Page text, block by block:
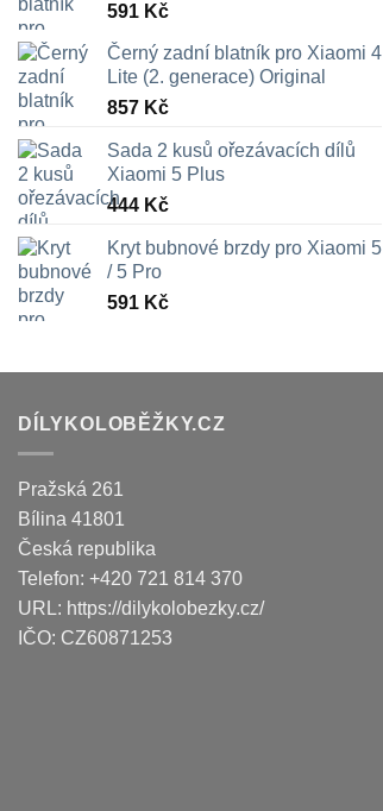
591 Kč
Černý zadní blatník pro Xiaomi 4
Lite (2. generace) Original
857 Kč
Sada 2 kusů ořezávacích dílů
Xiaomi 5 Plus
444 Kč
Kryt bubnové brzdy pro Xiaomi 5
/ 5 Pro
591 Kč
DÍLYKOLOBĚŽKY.CZ
Pražská 261
Bílina 41801
Česká republika
Telefon: +420 721 814 370
URL: https://dilykolobezky.cz/
IČO: CZ60871253